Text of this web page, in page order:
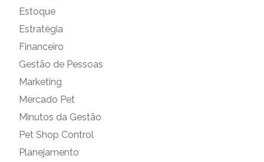
Estoque
Estratégia
Financeiro
Gestão de Pessoas
Marketing
Mercado Pet
Minutos da Gestão
Pet Shop Control
Planejamento